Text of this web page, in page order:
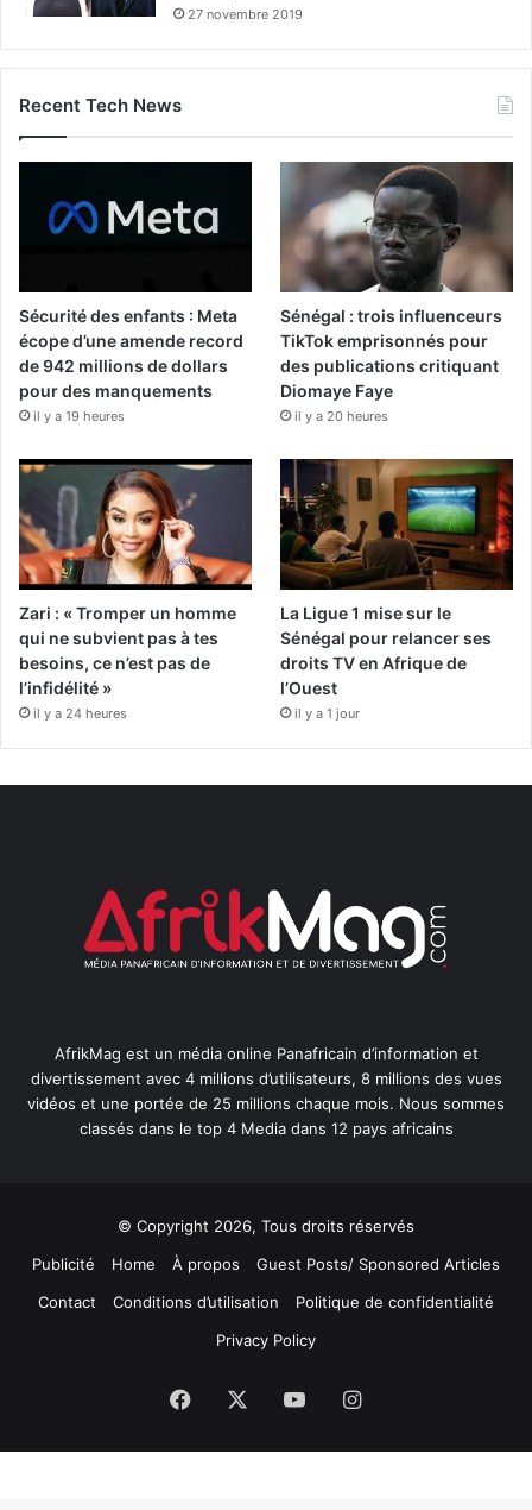
27 novembre 2019
Recent Tech News
Sécurité des enfants : Meta
écope d’une amende record
de 942 millions de dollars
pour des manquements
il y a 19 heures
Sénégal : trois influenceurs
TikTok emprisonnés pour
des publications critiquant
Diomaye Faye
il y a 20 heures
Zari : « Tromper un homme
qui ne subvient pas à tes
besoins, ce n’est pas de
l’infidélité »
il y a 24 heures
La Ligue 1 mise sur le
Sénégal pour relancer ses
droits TV en Afrique de
l’Ouest
il y a 1 jour
AfrikMag est un média online Panafricain d’information et
divertissement avec 4 millions d’utilisateurs, 8 millions des vues
vidéos et une portée de 25 millions chaque mois. Nous sommes
classés dans le top 4 Media dans 12 pays africains
© Copyright 2026, Tous droits réservés
Publicité
Home À propos
Guest Posts/ Sponsored Articles
Contact
Conditions d’utilisation
Politique de confidentialité
Privacy Policy
Facebook YouTubeInstagram